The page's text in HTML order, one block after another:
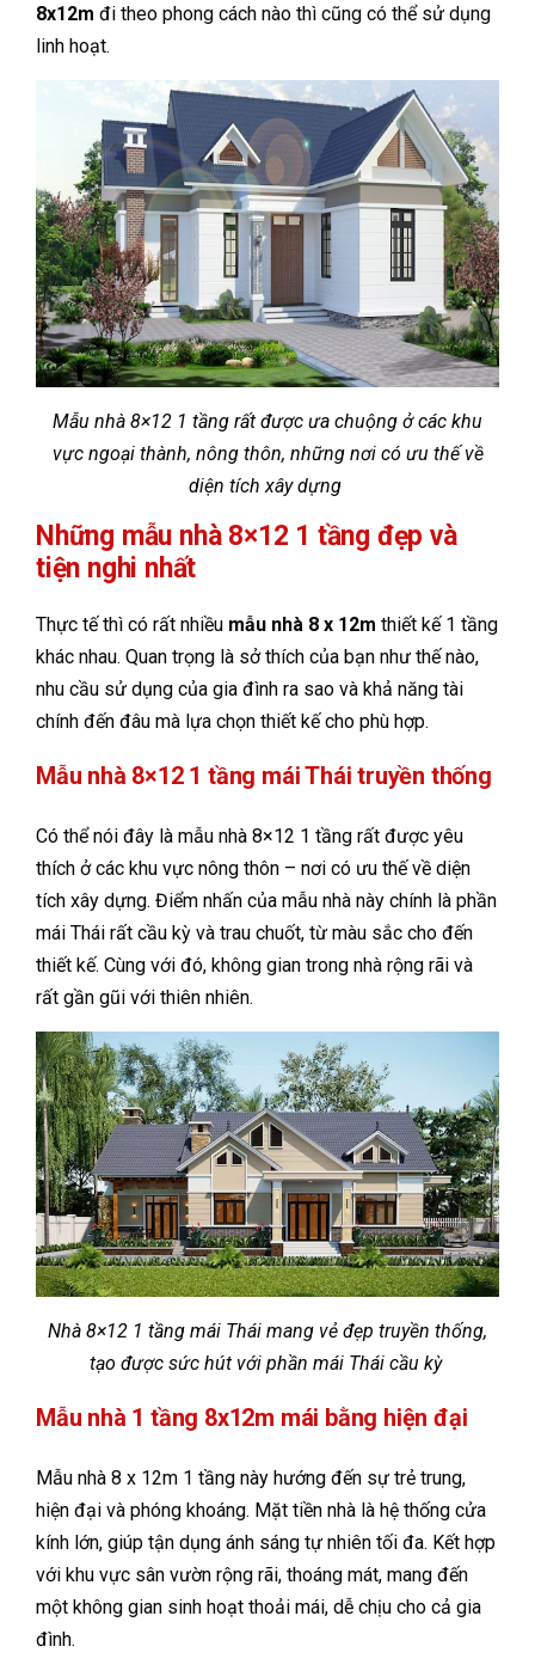
8x12m đi theo phong cách nào thì cũng có thể sử dụng
linh hoạt.
Mẫu nhà 8×12 1 tầng rất được ưa chuộng ở các khu
vực ngoại thành, nông thôn, những nơi có ưu thế về
diện tích xây dựng
Những mẫu nhà 8×12 1 tầng đẹp và
tiện nghi nhất
Thực tế thì có rất nhiều mẫu nhà 8 x 12m thiết kế 1 tầng
khác nhau. Quan trọng là sở thích của bạn như thế nào,
nhu cầu sử dụng của gia đình ra sao và khả năng tài
chính đến đâu mà lựa chọn thiết kế cho phù hợp.
Mẫu nhà 8×12 1 tầng mái Thái truyền thống
Có thể nói đây là mẫu nhà 8×12 1 tầng rất được yêu
thích ở các khu vực nông thôn – nơi có ưu thế về diện
tích xây dựng. Điểm nhấn của mẫu nhà này chính là phần
mái Thái rất cầu kỳ và trau chuốt, từ màu sắc cho đến
thiết kế. Cùng với đó, không gian trong nhà rộng rãi và
rất gần gũi với thiên nhiên.
Nhà 8×12 1 tầng mái Thái mang vẻ đẹp truyền thống,
tạo được sức hút với phần mái Thái cầu kỳ
Mẫu nhà 1 tầng 8x12m mái bằng hiện đại
Mẫu nhà 8 x 12m 1 tầng này hướng đến sự trẻ trung,
hiện đại và phóng khoáng. Mặt tiền nhà là hệ thống cửa
kính lớn, giúp tận dụng ánh sáng tự nhiên tối đa. Kết hợp
với khu vực sân vườn rộng rãi, thoáng mát, mang đến
một không gian sinh hoạt thoải mái, dễ chịu cho cả gia
đình.